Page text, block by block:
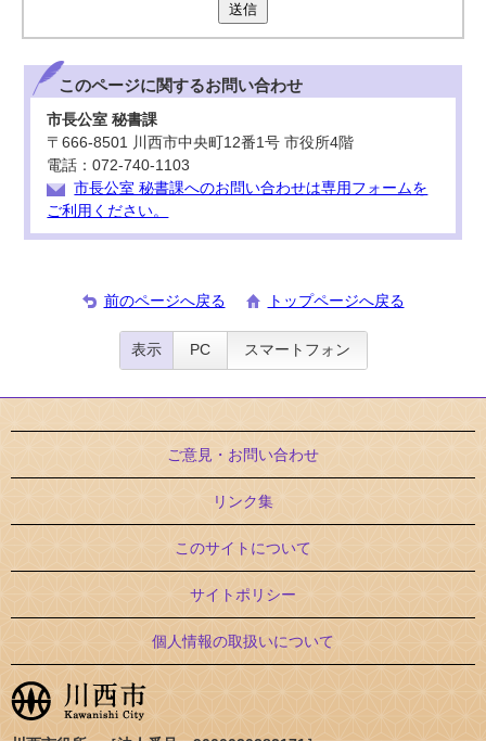
送信
このページに関するお問い合わせ
市長公室 秘書課
〒666-8501 川西市中央町12番1号 市役所4階
電話：072-740-1103
市長公室 秘書課へのお問い合わせは専用フォームを
ご利用ください。
前のページへ戻る トップページへ戻る
表示 PC スマートフォン
ご意見・お問い合わせ
リンク集
このサイトについて
サイトポリシー
個人情報の取扱いについて